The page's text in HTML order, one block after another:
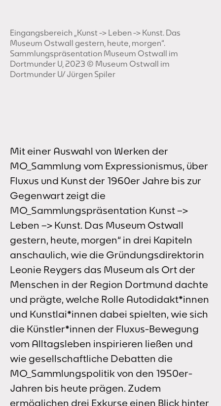
Eingangsbereich „Kunst -> Leben -> Kunst. Das
Museum Ostwall gestern, heute, morgen“.
Sammlungspräsentation Museum Ostwall im
Dortmunder U, 2023 © Museum Ostwall im
Dortmunder U/ Jürgen Spiler
Mit einer Auswahl von Werken der
MO_Sammlung vom Expressionismus, über
Fluxus und Kunst der 1960er Jahre bis zur
Gegenwart zeigt die
MO_Sammlungspräsentation Kunst –>
Leben –> Kunst. Das Museum Ostwall
gestern, heute, morgen“ in drei Kapiteln
anschaulich, wie die Gründungsdirektorin
Leonie Reygers das Museum als Ort der
Menschen in der Region Dortmund dachte
und prägte, welche Rolle Autodidakt*innen
und Kunstlai*innen dabei spielten, wie sich
die Künstler*innen der Fluxus-Bewegung
vom Alltagsleben inspirieren ließen und
wie gesellschaftliche Debatten die
MO_Sammlungspolitik von den 1950er-
Jahren bis heute prägen. Zudem
ermöglichen drei Exkurse einen Blick hinter